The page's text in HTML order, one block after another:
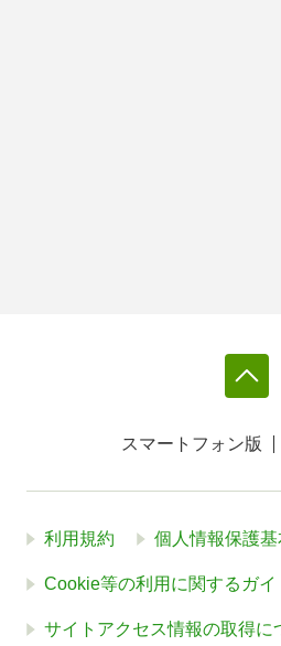
スマートフォン版
利用規約 個人情報保護
Cookie等の利用に関するガイ
サイトアクセス情報の取得に